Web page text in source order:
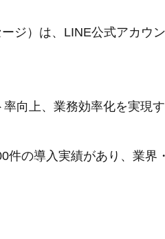
ジ）は、LINE公式アカウ
向上、業務効率化を実現
件の導入実績があり、業界